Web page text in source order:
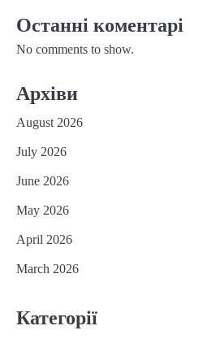
Останні коментарі
No comments to show.
Архіви
August 2026
July 2026
June 2026
May 2026
April 2026
March 2026
Категорії